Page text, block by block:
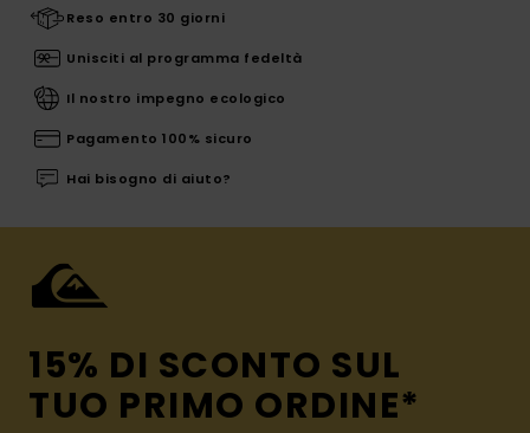
Reso entro 30 giorni
Unisciti al programma fedeltà
Il nostro impegno ecologico
Pagamento 100% sicuro
Hai bisogno di aiuto?
15% DI SCONTO SUL
TUO PRIMO ORDINE*